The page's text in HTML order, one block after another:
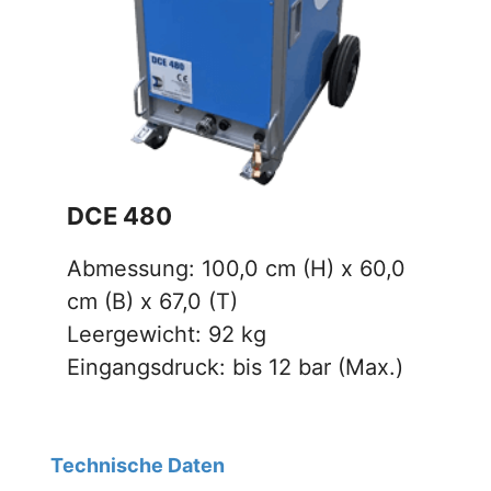
DCE 480
Abmessung: 100,0 cm (H) x 60,0
cm (B) x 67,0 (T)
Leergewicht: 92 kg
Eingangsdruck: bis 12 bar (Max.)
Technische Daten